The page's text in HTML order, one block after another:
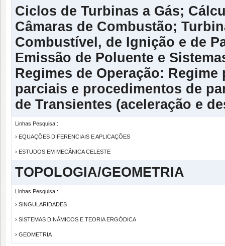
Ciclos de Turbinas a Gás;
Câmaras de Combustão;
Combustível, de Ignição e de
Emissão de Poluente e
Regimes de Operação:
parciais e procedimentos de
de Transientes (aceleração e
Linhas Pesquisa :
› EQUAÇÕES DIFERENCIAIS E APLICAÇÕES
› ESTUDOS EM MECÂNICA CELESTE
TOPOLOGIA/GEOMETRIA
Linhas Pesquisa :
› SINGULARIDADES
› SISTEMAS DINÂMICOS E TEORIA ERGÓDICA
› GEOMETRIA